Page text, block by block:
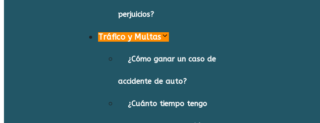
perjuicios?
Tráfico y Multas
¿Cómo ganar un caso de
accidente de auto?
¿Cuánto tiempo tengo